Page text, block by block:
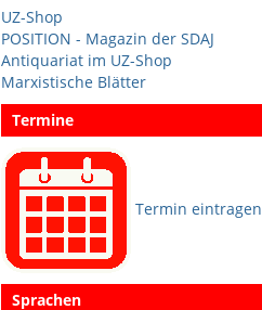
UZ-Shop
POSITION - Magazin der SDAJ
Antiquariat im UZ-Shop
Marxistische Blätter
Termine
Termin eintragen
Sprachen